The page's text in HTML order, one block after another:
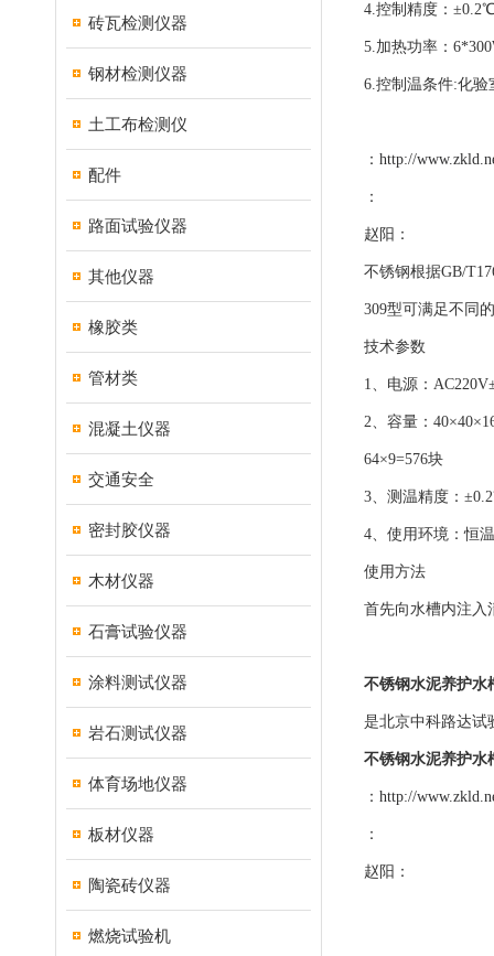
砖瓦检测仪器
钢材检测仪器
土工布检测仪
配件
路面试验仪器
其他仪器
橡胶类
管材类
混凝土仪器
交通安全
密封胶仪器
木材仪器
石膏试验仪器
涂料测试仪器
岩石测试仪器
体育场地仪器
板材仪器
陶瓷砖仪器
燃烧试验机
4.控制精度：
5.加热功率：
6.控制温条件:化验
： http://
：
赵阳：
不锈钢根据GB/
309型可满足不同
技术参数
1、电源：
2、容量：
64×9=576块
3、测温精度：
4、使用环境：恒
使用方法
首先向水槽内注入
不锈钢水泥养护水
是北京中科路达试
不锈钢水泥养护水
： http://
：
赵阳：